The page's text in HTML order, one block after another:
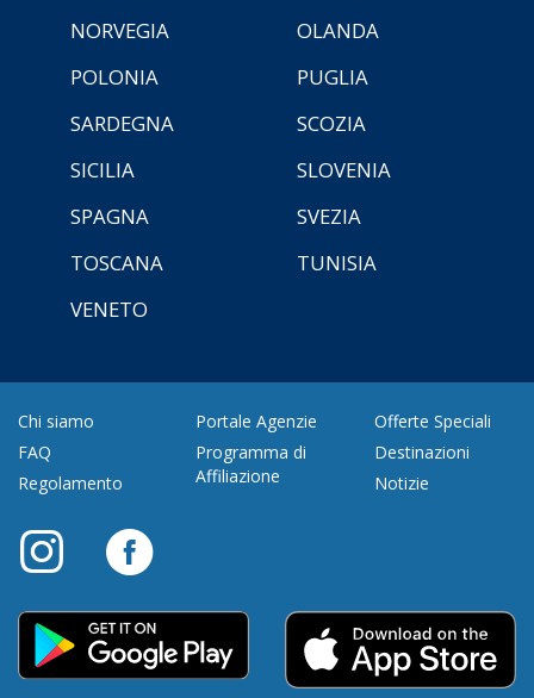
NORVEGIA
OLANDA
POLONIA
PUGLIA
SARDEGNA
SCOZIA
SICILIA
SLOVENIA
SPAGNA
SVEZIA
TOSCANA
TUNISIA
VENETO
Chi siamo
FAQ
Regolamento
Portale Agenzie
Programma di
Affiliazione
Offerte Speciali
Destinazioni
Notizie